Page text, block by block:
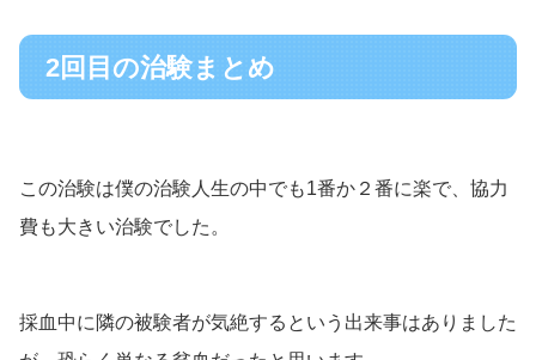
2回目の治験まとめ
この治験は僕の治験人生の中でも1番か２番に楽で、協力
費も大きい治験でした。
採血中に隣の被験者が気絶するという出来事はありました